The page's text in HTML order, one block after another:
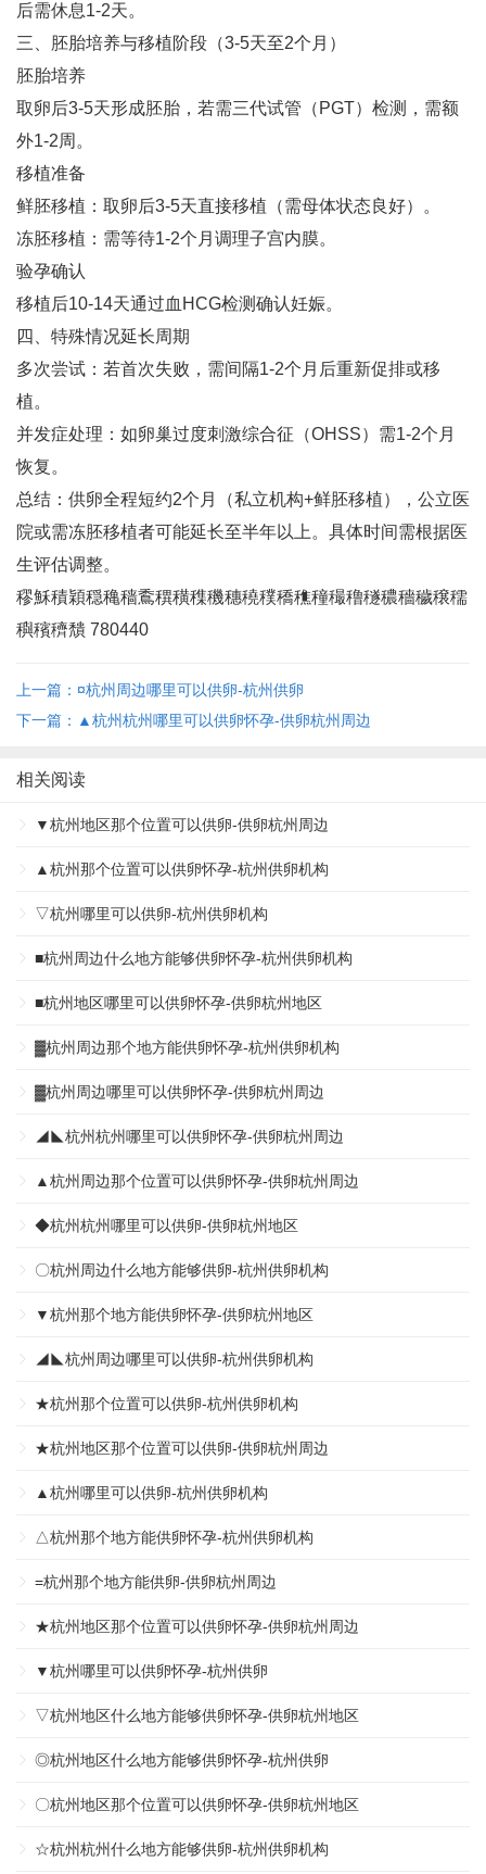
后需休息1-2天‌。
三、胚胎培养与移植阶段（3-5天至2个月）
胚胎培养‌
取卵后3-5天形成胚胎，若需三代试管（PGT）检测，需额
外1-2周‌。
移植准备‌
鲜胚移植：取卵后3-5天直接移植（需母体状态良好）‌。
冻胚移植：需等待1-2个月调理子宫内膜‌。
验孕确认‌
移植后10-14天通过血HCG检测确认妊娠‌。
四、特殊情况延长周期
多次尝试‌：若首次失败，需间隔1-2个月后重新促排或移
植‌。
并发症处理‌：如卵巢过度刺激综合征（OHSS）需1-2个月
恢复‌。
总结‌：供卵全程短约2个月（私立机构+鲜胚移植），公立医
院或需冻胚移植者可能延长至半年以上。具体时间需根据医
生评估调整‌。
穋穌積穎穏穐穑穒穓穔穕穖穗穘穙穚穛穜穝穞穟穠穡穢穣穤
穥穦穧穨 780440
上一篇：¤杭州周边哪里可以供卵-杭州供卵
下一篇：▲杭州杭州哪里可以供卵怀孕-供卵杭州周边
相关阅读
▼杭州地区那个位置可以供卵-供卵杭州周边
▲杭州那个位置可以供卵怀孕-杭州供卵机构
▽杭州哪里可以供卵-杭州供卵机构
■杭州周边什么地方能够供卵怀孕-杭州供卵机构
■杭州地区哪里可以供卵怀孕-供卵杭州地区
▓杭州周边那个地方能供卵怀孕-杭州供卵机构
▓杭州周边哪里可以供卵怀孕-供卵杭州周边
◢◣杭州杭州哪里可以供卵怀孕-供卵杭州周边
▲杭州周边那个位置可以供卵怀孕-供卵杭州周边
◆杭州杭州哪里可以供卵-供卵杭州地区
〇杭州周边什么地方能够供卵-杭州供卵机构
▼杭州那个地方能供卵怀孕-供卵杭州地区
◢◣杭州周边哪里可以供卵-杭州供卵机构
★杭州那个位置可以供卵-杭州供卵机构
★杭州地区那个位置可以供卵-供卵杭州周边
▲杭州哪里可以供卵-杭州供卵机构
△杭州那个地方能供卵怀孕-杭州供卵机构
=杭州那个地方能供卵-供卵杭州周边
★杭州地区那个位置可以供卵怀孕-供卵杭州周边
▼杭州哪里可以供卵怀孕-杭州供卵
▽杭州地区什么地方能够供卵怀孕-供卵杭州地区
◎杭州地区什么地方能够供卵怀孕-杭州供卵
〇杭州地区那个位置可以供卵怀孕-供卵杭州地区
☆杭州杭州什么地方能够供卵-杭州供卵机构